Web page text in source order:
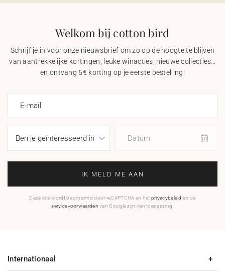
Welkom bij cotton bird
Schrijf je in voor onze nieuwsbrief om zo op de hoogte te blijven
van aantrekkelijke kortingen, leuke winacties, nieuwe collecties…
en ontvang 5€ korting op je eerste bestelling!
E-mail
Datum
IK MELD ME AAN
Deze site wordt beschermd door reCAPTCHA en het privacybeleid en de
servicevoorwaarden van Google zijn van toepassing.
Internationaal